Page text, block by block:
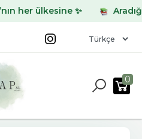
ülkesine ✨
0